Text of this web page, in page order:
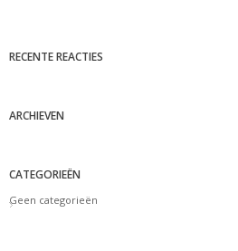
RECENTE REACTIES
ARCHIEVEN
CATEGORIEËN
Geen categorieën